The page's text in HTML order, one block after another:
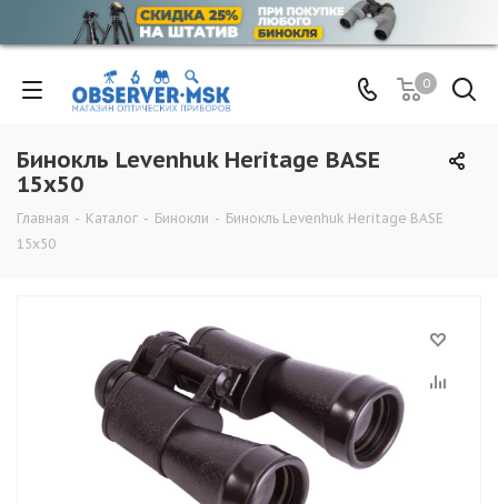
0
Бинокль Levenhuk Heritage BASE
15x50
Главная - Каталог - Бинокли - Бинокль Levenhuk Heritage BASE
15x50